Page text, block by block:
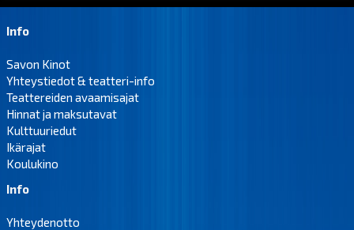
Info
Savon Kinot
Yhteystiedot & teatteri-info
Teattereiden avaamisajat
Hinnat ja maksutavat
Kulttuuriedut
Ikärajat
Koulukino
Info
Yhteydenotto